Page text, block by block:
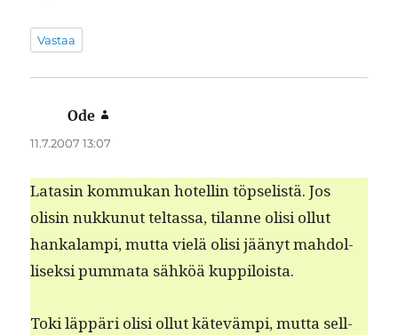
Vastaa
Ode
11.7.2007 13:07
Latasin kom­mukan hotellin töpselistä. Jos
olisin nukkunut teltas­sa, tilanne olisi ollut
han­kalampi, mut­ta vielä olisi jäänyt mah­dol­
lisek­si pum­ma­ta sähköä kuppiloista.
Toki läp­päri olisi ollut kätevämpi, mut­ta sel­l­